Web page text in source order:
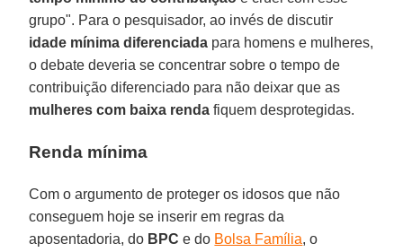
grupo". Para o pesquisador, ao invés de discutir
idade mínima diferenciada para homens e mulheres,
o debate deveria se concentrar sobre o tempo de
contribuição diferenciado para não deixar que as
mulheres com baixa renda fiquem desprotegidas.
Renda mínima
Com o argumento de proteger os idosos que não
conseguem hoje se inserir em regras da
aposentadoria, do BPC e do Bolsa Família, o